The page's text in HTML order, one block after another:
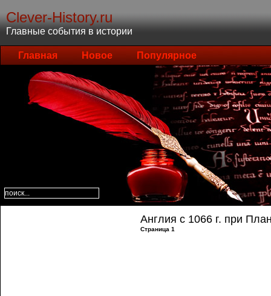
Clever-History.ru
Главные события в истории
Главная Новое Популярное
Англия с 1066 г. при
Страница 1